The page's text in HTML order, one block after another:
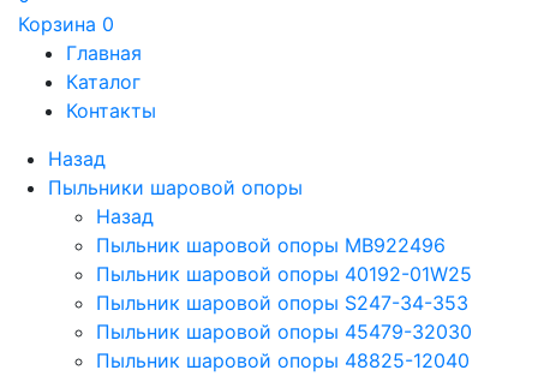
Корзина 0
Главная
Каталог
Контакты
Назад
Пыльники шаровой опоры
Назад
Пыльник шаровой опоры MB922496
Пыльник шаровой опоры 40192-01W25
Пыльник шаровой опоры S247-34-353
Пыльник шаровой опоры 45479-32030
Пыльник шаровой опоры 48825-12040